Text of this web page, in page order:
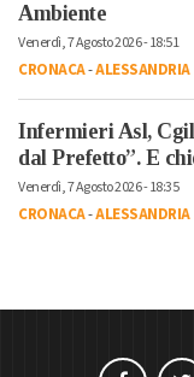
Ambiente
Venerdì, 7 Agosto 2026 - 18:51
CRONACA-ALESSANDRIA
Infermieri Asl,
dal Prefetto”. E
Venerdì, 7 Agosto 2026 - 18:35
CRONACA-ALESSANDRIA